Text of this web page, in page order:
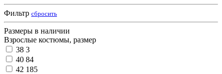
Фильтр сбросить
Размеры в наличии
Взрослые костюмы, размер
38 3
40 84
42 185